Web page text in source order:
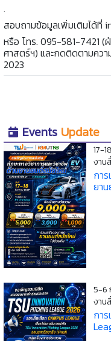
.
สอบถามข้อมูลเพิ่มเติมได้ที่
หรือ โทร. 095-581-7421 (
ศาสตร์ฯ) และกดติดตามควา
2023
Events Update
17-
งาน
กา
ยา
5-6
งาน
กา